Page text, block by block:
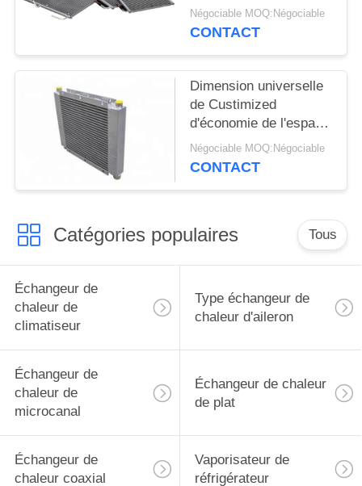
d'AC380V 60Hz
Négociable MOQ:Négociable
CONTACT
Dimension universelle
de Custimized
d'économie de l'espace
d'échangeur de chaleur
de microcanal
Négociable MOQ:Négociable
CONTACT
Catégories populaires Tous
Échangeur de
chaleur de
climatiseur
Type échangeur de
chaleur d'aileron
Échangeur de
chaleur de
microcanal
Échangeur de chaleur
de plat
Échangeur de
chaleur coaxial
Vaporisateur de
réfrigérateur